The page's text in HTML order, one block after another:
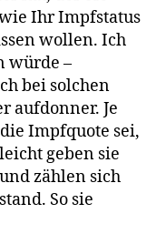
Ihr Impfstatus
wollen. Ich
würde –
bei solchen
aufdonner. Je
Impfquote sei,
geben sie
zählen sich
So sie